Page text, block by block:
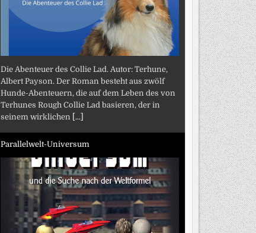
Die Abenteuer des Collie Lad. Autor: Terhune,
Albert Payson. Der Roman besteht aus zwölf
Hunde-Abenteuern, die auf dem Leben des von
Terhunes Rough Collie Lad basieren, der in
seinem wirklichen [...]
Parallelwelt-Universum